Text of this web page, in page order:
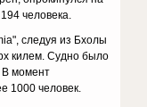
человека.
следуя из Бхолы
килем. Судно было
В момент
1000 человек.